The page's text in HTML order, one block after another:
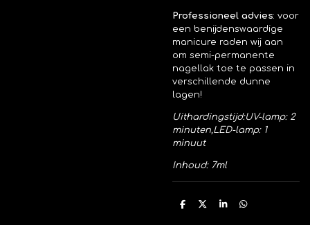
Professioneel advies: voor
een benijdenswaardige
manicure raden wij aan
om semi-permanente
nagellak toe te passen in
verschillende dunne
lagen!
Uithardingstijd:UV-lamp: 2
minuten,LED-lamp: 1
minuut
Inhoud: 7ml
D
D
S
D